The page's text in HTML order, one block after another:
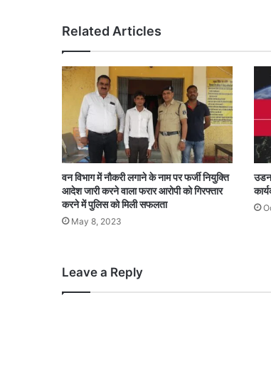
Related Articles
वन विभाग में नौकरी लगाने के नाम पर फर्जी नियुक्ति
आदेश जारी करने वाला फरार आरोपी को गिरफ्तार
करने में पुलिस को मिली सफलता
May 8, 2023
Leave a Reply